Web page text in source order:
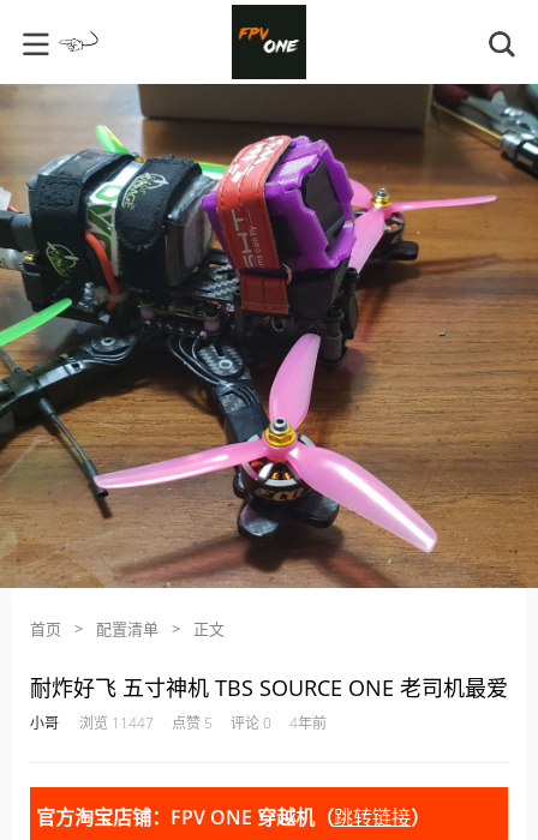
首页 > 配置清单 > 正文
耐炸好飞 五寸神机 TBS SOURCE ONE 老司机最爱
小哥 浏览 11447 点赞 5 评论 0 4年前
官方淘宝店铺：FPV ONE 穿越机（跳转链接）